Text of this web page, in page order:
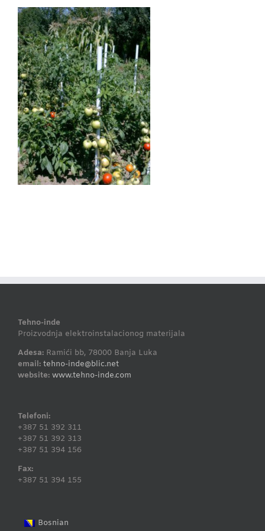
Tehno-inde
Proizvodnja elektroinstalacionog materijala
Adesa: Ramići bb, 78000 Banja Luka
email: tehno-inde@blic.net
website: www.tehno-inde.com
Telefoni:
+387 51 392 311
+387 51 392 313
+387 51 394 156
Fax:
+387 51 394 155
Bosnian